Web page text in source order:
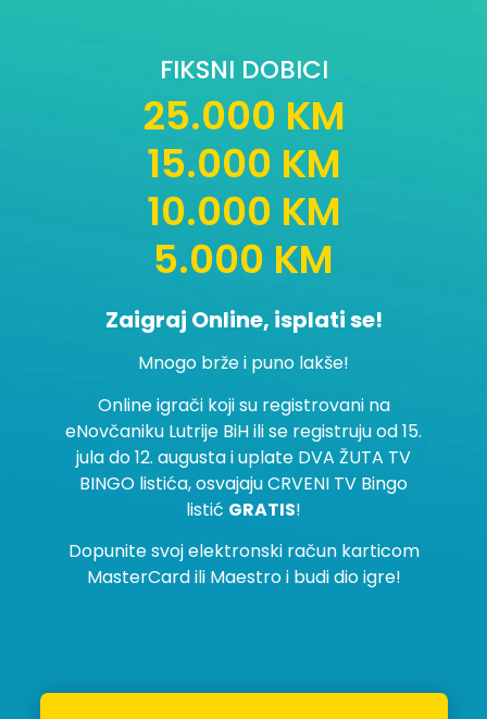
FIKSNI DOBICI
25.000 KM
15.000 KM
10.000 KM
5.000 KM
Zaigraj Online, isplati se!
Mnogo brže i puno lakše!
Online igrači koji su registrovani na
eNovčaniku Lutrije BiH ili se registruju od 15.
jula do 12. augusta i uplate DVA ŽUTA TV
BINGO listića, osvajaju CRVENI TV Bingo
listić GRATIS!
Dopunite svoj elektronski račun karticom
MasterCard ili Maestro i budi dio igre!